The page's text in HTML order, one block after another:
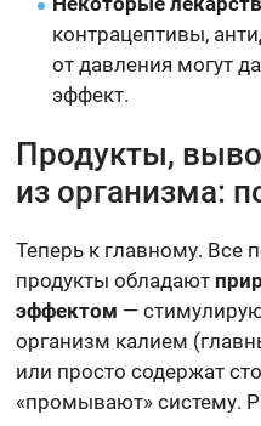
контрацептивы,
от давления могут
эффект.
Продукты,
из организма:
Теперь к главному. Все
продукты обладают
эффектом —
организм калием
или просто содержат
«промывают» систему.